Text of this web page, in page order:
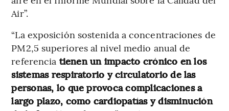
Air”.
“La exposición sostenida a concentraciones de
PM2,5 superiores al nivel medio anual de
referencia tienen un impacto crónico en los
sistemas respiratorio y circulatorio de las
personas, lo que provoca complicaciones a
largo plazo, como cardiopatías y disminución